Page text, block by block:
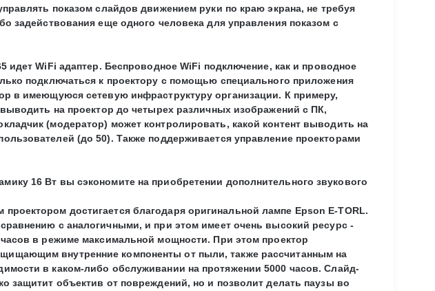
показом слайдов движением руки по краю экрана, не требуя
задействования еще одного человека для управления показом с
идет WiFi адаптер. Беспроводное WiFi подключение, как и проводное
подключаться к проектору с помощью специального приложения
в имеющуюся сетевую инфраструктуру организации. К примеру,
на проектор до четырех различных изображений с ПК,
(модератор) может контролировать, какой контент выводить на
(до 50). Также поддерживается управление проекторами
16 Вт вы сэкономите на приобретении дополнительного звукового
достигается благодаря оригинальной лампе Epson E-TORL.
с аналогичными, и при этом имеет очень высокий ресурс -
в режиме максимальной мощности. При этом проектор
внутренние компоненты от пыли, также рассчитанным на
в каком-либо обслуживании на протяжении 5000 часов. Слайд-
защитит объектив от повреждений, но и позволит делать паузы во